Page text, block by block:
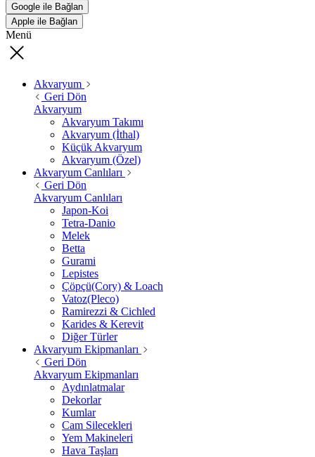
Google ile Bağlan
Apple ile Bağlan
Menü
Akvaryum
Geri Dön
Akvaryum
Akvaryum Takımı
Akvaryum (İthal)
Küçük Akvaryum
Akvaryum (Özel)
Akvaryum Canlıları
Geri Dön
Akvaryum Canlıları
Japon-Koi
Tetra-Danio
Melek
Betta
Gurami
Lepistes
Çöpçü(Cory) & Loach
Vatoz(Pleco)
Ramirezzi & Cichled
Karides & Kerevit
Diğer Türler
Akvaryum Ekipmanları
Geri Dön
Akvaryum Ekipmanları
Aydınlatmalar
Dekorlar
Kumlar
Cam Silecekleri
Yem Makineleri
Hava Taşları